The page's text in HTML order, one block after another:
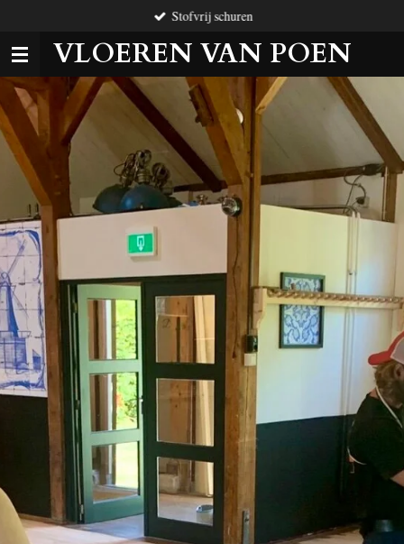
naar
de
hoofdinhoud
VLOEREN VAN POEN
Stofvrij schuren